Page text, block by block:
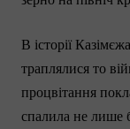
В історії
траплялися то
процвітання
спалила не лише